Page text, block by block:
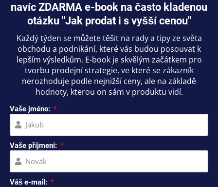
navíc ZDARMA e-book na často kladenou
otázku "Jak prodat i s vyšší cenou"
Každý týden se můžete těšit na rady a tipy ze světa
obchodu a podnikání, které vás budou posouvat k
lepším výsledkům. E-book je skvělým začátkem pro
tvorbu prodejní strategie, ve které se zákazník
nerozhoduje podle nejnižší ceny, ale na základě
hodnoty, kterou on sám v produktu vidí.
Vaše jméno:
Vaše příjmení:
Váš e-mail: